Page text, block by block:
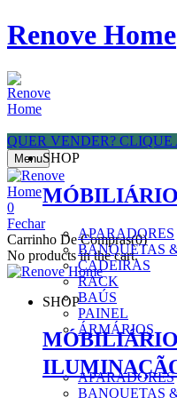
Renove Home
SHOP
APARADORES
BANQUETAS
CADEIRAS
RACK
BAÚS
PAINEL
ÁRMÁRIOS
QUER VENDER? CLIQUE
Menu
0
Fechar
Carrinho De Compras(0)
No products in the cart.
SHOP
APARADORES
BANQUETAS